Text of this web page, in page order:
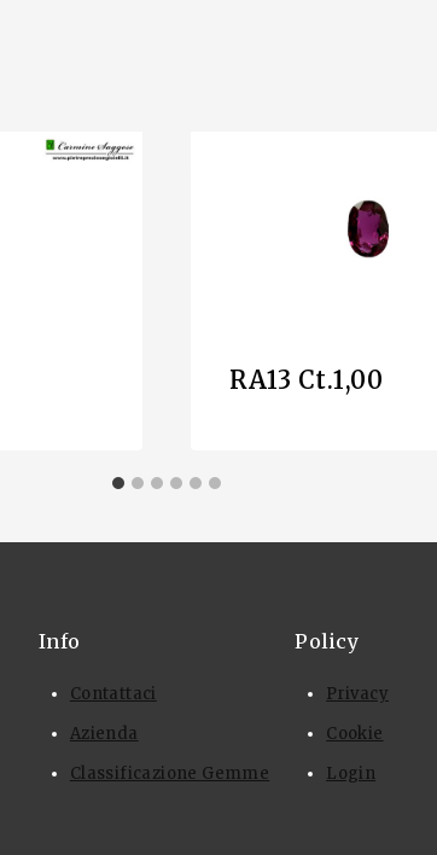
RA13 Ct.1,00
Info
Contattaci
Azienda
Classificazione Gemme
Policy
Privacy
Cookie
Login